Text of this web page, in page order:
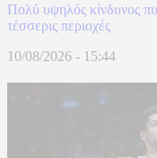
Πολύ υψηλός κίνδυνος
τέσσερις περιοχές
10/08/2026 - 15:44